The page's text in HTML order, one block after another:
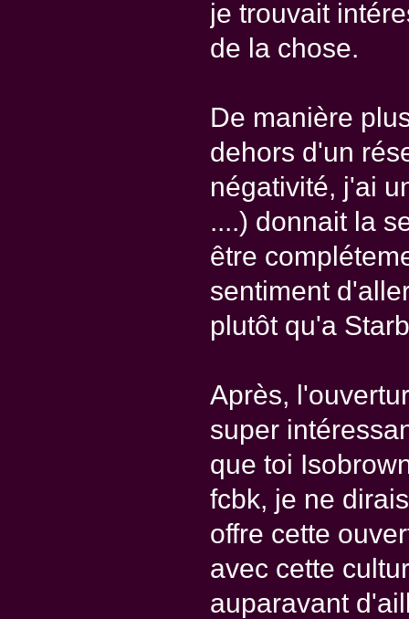
je trouvait
de la chose.
De manière
dehors d'un
négativité, j'ai
....) donnait la
être
sentiment
plutôt qu'a
Après,
super
que toi
fcbk, je ne
offre cette
avec cette
auparavant